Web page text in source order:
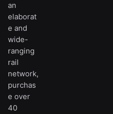
an
elaborat
e and
wide-
ranging
rail
network,
purchas
e over
40